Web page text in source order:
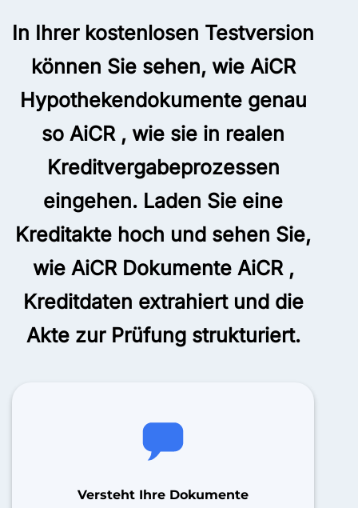
In Ihrer kostenlosen Testversion
können Sie sehen, wie AiCR
Hypothekendokumente genau
so AiCR , wie sie in realen
Kreditvergabeprozessen
eingehen. Laden Sie eine
Kreditakte hoch und sehen Sie,
wie AiCR Dokumente AiCR ,
Kreditdaten extrahiert und die
Akte zur Prüfung strukturiert.
Versteht Ihre Dokumente